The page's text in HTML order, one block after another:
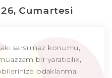
Cumartesi
sarsılmaz konumu,
bir yaratıcılık,
odaklanma